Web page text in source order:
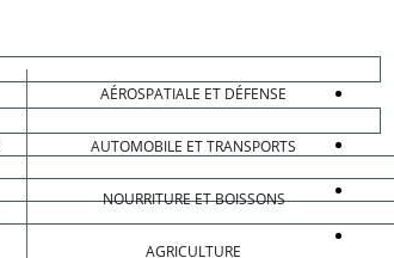
AÉROSPATIALE ET DÉFENSE
AUTOMOBILE ET TRANSPORTS
NOURRITURE ET BOISSONS
AGRICULTURE